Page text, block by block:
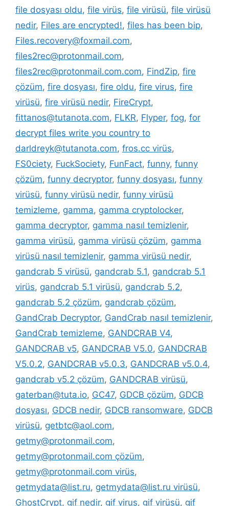
file dosyası oldu, file virüs, file virüsü, file virüsü
nedir, Files are encrypted!, files has been bip,
Files.recovery@foxmail.com,
files2rec@protonmail.com,
files2rec@protonmail.com.com, FindZip, fire
çözüm, fire dosyası, fire oldu, fire virus, fire
virüsü, fire virüsü nedir, FireCrypt,
fittanos@tutanota.com, FLKR, Flyper, fog, for
decrypt files write you country to
darldreyk@tutanota.com, fros.cc virüs,
FS0ciety, FuckSociety, FunFact, funny, funny
çözüm, funny decryptor, funny dosyası, funny
virüsü, funny virüsü nedir, funny virüsü
temizleme, gamma, gamma cryptolocker,
gamma decryptor, gamma nasıl temizlenir,
gamma virüsü, gamma virüsü çözüm, gamma
virüsü nasıl temizlenir, gamma virüsü nedir,
gandcrab 5 virüsü, gandcrab 5.1, gandcrab 5.1
virüs, gandcrab 5.1 virüsü, gandcrab 5.2,
gandcrab 5.2 çözüm, gandcrab çözüm,
GandCrab Decryptor, GandCrab nasıl temizlenir,
GandCrab temizleme, GANDCRAB V4,
GANDCRAB v5, GANDCRAB V5.0, GANDCRAB
V5.0.2, GANDCRAB v5.0.3, GANDCRAB v5.0.4,
gandcrab v5.2 çözüm, GANDCRAB virüsü,
gaterban@tuta.io, GC47, GDCB çözüm, GDCB
dosyası, GDCB nedir, GDCB ransomware, GDCB
virüsü, getbtc@aol.com,
getmy@protonmail.com,
getmy@protonmail.com çözüm,
getmy@protonmail.com virüs,
getmydata@list.ru, getmydata@list.ru virüsü,
GhostCrypt, gif nedir, gif virus, gif virüsü, gif